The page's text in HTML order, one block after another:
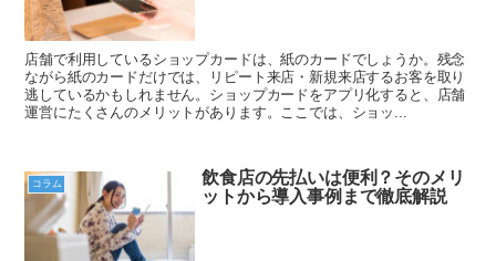
店舗で利用しているショップカードは、紙のカードでしょうか。残念
ながら紙のカードだけでは、リピート来店・新規来店するお客を取り
逃しているかもしれません。ショップカードをアプリ化すると、店舗
運営にたくさんのメリットがあります。ここでは、ショッ...
コラム
飲食店の先払いは便利？そのメリ
ットから導入事例まで徹底解説